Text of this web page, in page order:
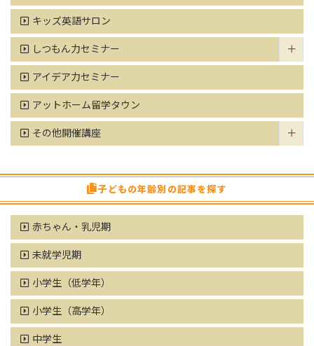
キッズ英語サロン
しつもん力セミナー
アイデア力セミナー
アットホーム留学タウン
その他開催講座
子どもの年齢別の記事を探す
赤ちゃん・乳児期
未就学児期
小学生（低学年）
小学生（高学年）
中学生